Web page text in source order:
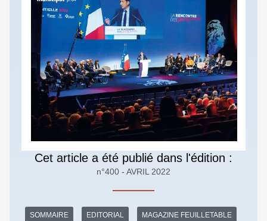
Cet article a été publié dans l'édition :
n°400 - AVRIL 2022
SOMMAIRE EDITORIAL MAGAZINE FEUILLETABLE